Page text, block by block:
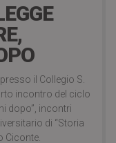
il Collegio S.
incontro del ciclo
dopo”, incontri
di “Storia
Ciconte.